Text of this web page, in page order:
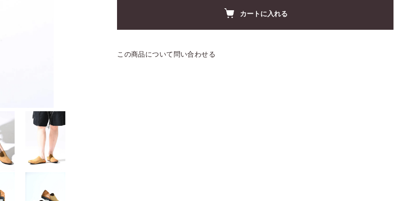
カートに入れる
この商品について問い合わせる